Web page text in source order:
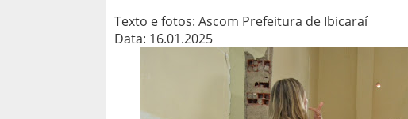
Texto e fotos: Ascom Prefeitura de Ibicaraí
Data: 16.01.2025